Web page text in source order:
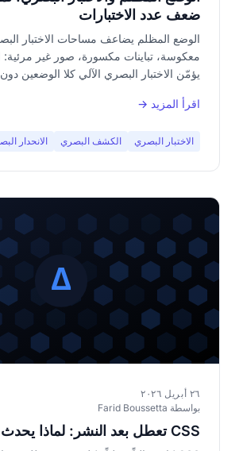
ضعف عدد الاختبارات
الوضع المظلم يضاعف مساحات الاختبار
معكوسة، تباينات مكسورة، صور غير
يؤمّن الاختبار البصري الآلي كلا الوضعين
اقرأ المزيد →
الاختبار البصري الكشف البصري الانحدار
٢٦ أبريل ٢٠٢٦
بواسطة Farid Boussetta
CSS تعطل بعد النشر: لماذا يحدث وكيف تتجنبه